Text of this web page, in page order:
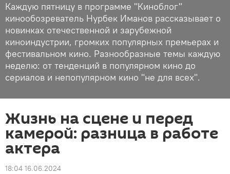
Каждую пятницу в программе "Киноблог"
кинообозреватель Нурбек Иманов рассказывает о
новинках отечественной и зарубежной
киноиндустрии, громких популярных премьерах и
фестивальном кино. Разнообразные темы каждую
неделю: от тенденций в популярном кино до
сериалов и непопулярном кино "не для всех".
Жизнь на сцене и перед
камерой: разница в работе
актера
18:04 16.06.2024